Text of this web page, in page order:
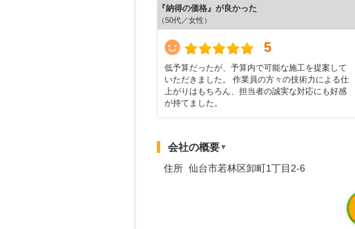
『納得の価格』が良かった
（50代／女性）
5
低予算だったが、予算内で可能な施工を提案して
いただきました。 作業員の方々の技術力による仕
上がりはもちろん、担当者の誠実な対応にも好感
が持てました。
会社の概要▼
住所 仙台市若林区卸町1丁目2-6